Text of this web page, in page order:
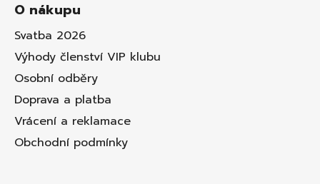
O nákupu
Svatba 2026
Výhody členství VIP klubu
Osobní odběry
Doprava a platba
Vrácení a reklamace
Obchodní podmínky